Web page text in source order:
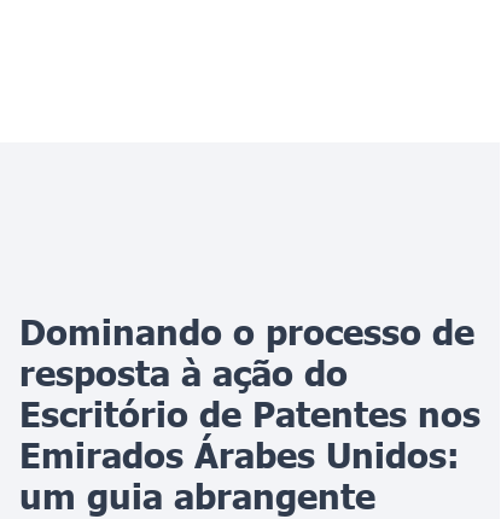
Dominando o processo de
resposta à ação do
Escritório de Patentes nos
Emirados Árabes Unidos:
um guia abrangente